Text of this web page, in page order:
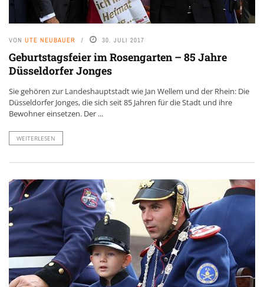
VON UTE NEUBAUER 30. JULI 2017
Geburtstagsfeier im Rosengarten – 85 Jahre
Düsseldorfer Jonges
Sie gehören zur Landeshauptstadt wie Jan Wellem und der Rhein: Die
Düsseldorfer Jonges, die sich seit 85 Jahren für die Stadt und ihre
Bewohner einsetzen. Der ...
WEITERLESEN